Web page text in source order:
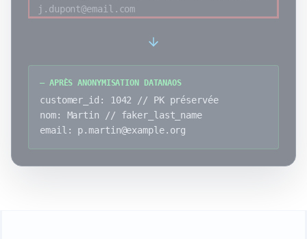
j.dupont@email.com
— APRÈS ANONYMISATION DATANAOS
customer_id: 1042 // PK préservée
nom: Martin // faker_last_name
email: p.martin@example.org